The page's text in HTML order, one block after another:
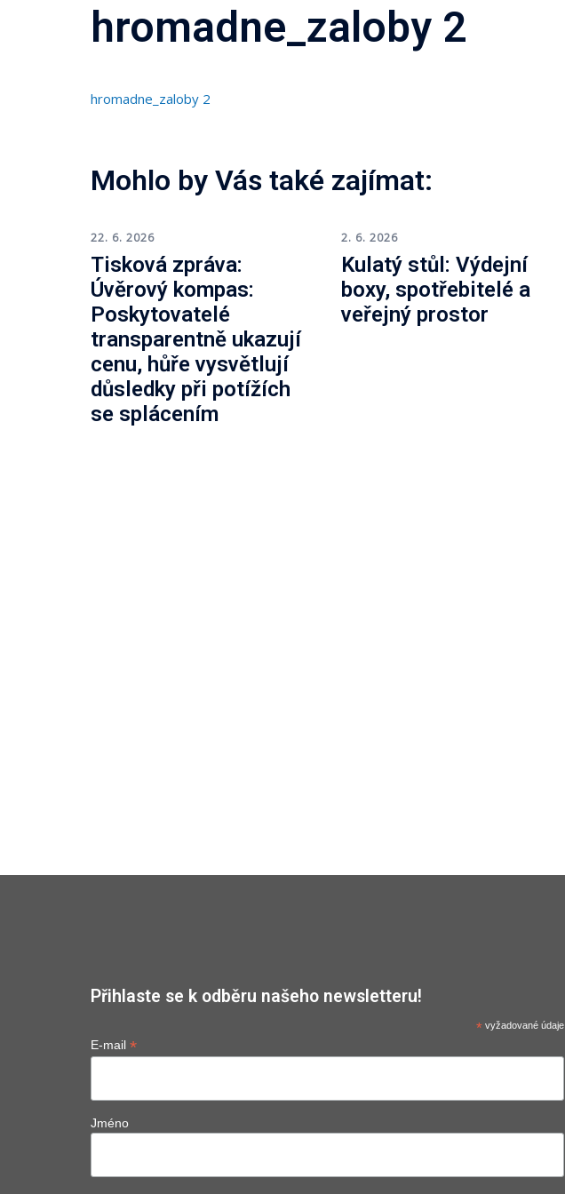
hromadne_zaloby 2
hromadne_zaloby 2
Mohlo by Vás také zajímat:
22. 6. 2026
Tisková zpráva:
Úvěrový kompas:
Poskytovatelé
transparentně ukazují
cenu, hůře vysvětlují
důsledky při potížích
se splácením
2. 6. 2026
Kulatý stůl: Výdejní
boxy, spotřebitelé a
veřejný prostor
Přihlaste se k odběru našeho newsletteru!
*vyžadované údaje
E-mail *
Jméno